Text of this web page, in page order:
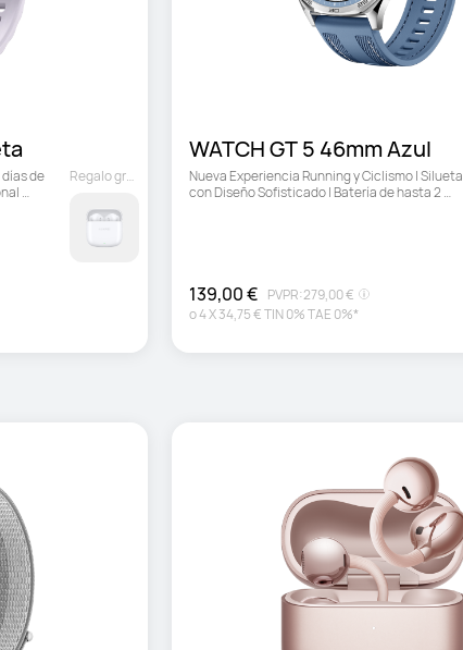
de
Regalo gratuito
WATCH GT 5 46mm Azul
Nueva Experiencia Running y Ciclismo | Silueta
con Diseño Sofisticado | Batería de hasta 2
139,00 € PVPR:279,00 €
o4X34,75 €TIN 0% TAE 0%*